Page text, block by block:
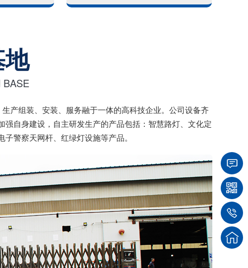
BASE
产组装、安装、服务融于一体的高科技企业。公司设备齐
自身建设，自主研发生产的产品包括：智慧路灯、文化定
警察天网杆、红绿灯设施等产品。